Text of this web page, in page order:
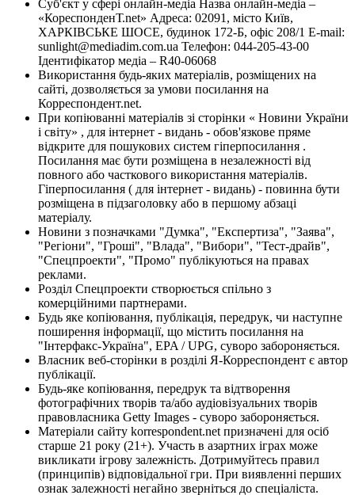
Суб'єкт у сфері онлайн-медіа Назва онлайн-медіа –
«КореспонденТ.net» Адреса: 02091, місто Київ,
ХАРКІВСЬКЕ ШОСЕ, будинок 172-Б, офіс 208/1 E-mail:
sunlight@mediadim.com.ua Телефон: 044-205-43-00
Ідентифікатор медіа – R40-06068
Використання будь-яких матеріалів, розміщених на
сайті, дозволяється за умови посилання на
Корреспондент.net.
При копіюванні матеріалів зі сторінки « Новини України
і світу» , для інтернет - видань - обов'язкове пряме
відкрите для пошукових систем гіперпосилання .
Посилання має бути розміщена в незалежності від
повного або часткового використання матеріалів.
Гіперпосилання ( для інтернет - видань) - повинна бути
розміщена в підзаголовку або в першому абзаці
матеріалу.
Новини з позначками "Думка", "Експертиза", "Заява",
"Регіони", "Гроші", "Влада", "Вибори", "Тест-драйв",
"Спецпроекти", "Промо" публікуються на правах
реклами.
Розділ Спецпроекти створюється спільно з
комерційними партнерами.
Будь яке копіювання, публікація, передрук, чи наступне
поширення інформації, що містить посилання на
"Інтерфакс-Україна", EPA / UPG, суворо забороняється.
Власник веб-сторінки в розділі Я-Корреспондент є автор
публікації.
Будь-яке копіювання, передрук та відтворення
фотографічних творів та/або аудіовізуальних творів
правовласника Getty Images - суворо забороняється.
Матеріали сайту korrespondent.net призначені для осіб
старше 21 року (21+). Участь в азартних іграх може
викликати ігрову залежність. Дотримуйтесь правил
(принципів) відповідальної гри. При виявленні перших
ознак залежності негайно зверніться до спеціаліста.